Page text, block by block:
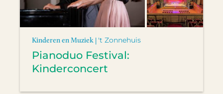
Kinderen en Muziek | 't Zonnehuis
Pianoduo Festival:
Kinderconcert